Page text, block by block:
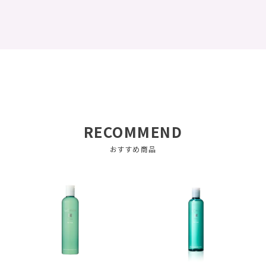
RECOMMEND
おすすめ商品